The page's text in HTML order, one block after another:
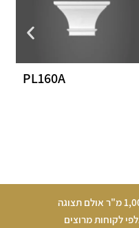
PL160A
לקוחות מרוצים